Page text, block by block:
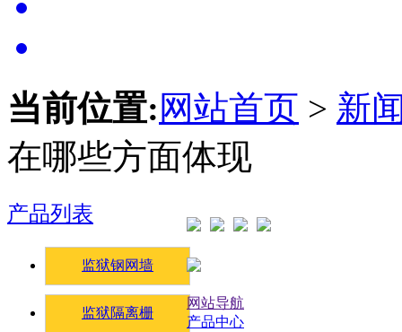
当前位置: 网站首页 > 新
在哪些方面体现
产品列表
监狱钢网墙
监狱隔离栅
网站导航
产品中心